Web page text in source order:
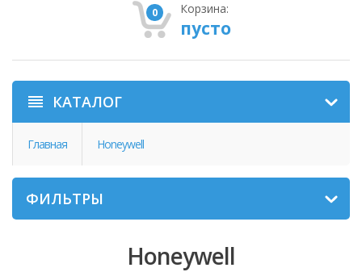
0 Корзина:
пусто
КАТАЛОГ
Главная Honeywell
ФИЛЬТРЫ
Honeywell